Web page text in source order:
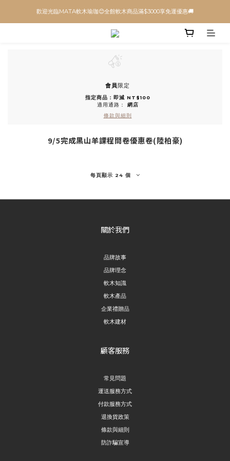
歡迎光臨MATA軟木瑜珈😊全館軟木商品滿$3000享免運優惠🚚
會員限定
指定商品：即減 NT$100
適用通路： 網店
條款與細則
9/5完成黑山羊課程問卷優惠卷(陸柏豪)
每頁顯示 24 個
關於我們
品牌故事
品牌理念
軟木知識
軟木產品
企業禮贈品
軟木建材
顧客服務
常見問題
運送服務方式
付款服務方式
退換貨政策
條款與細則
防詐騙宣導